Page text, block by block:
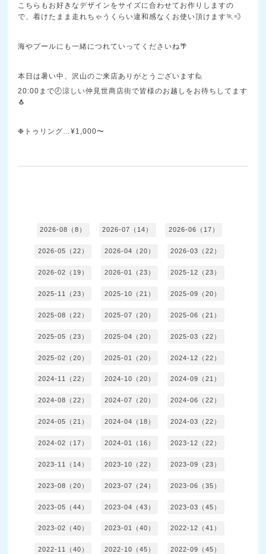
こちらもお好きなデザインをサイズに合わせてお作りしますの
で、着けたまま走れちゃうくらい違和感なくお使い頂けます🏃💨
海やプールにも一緒につれていってくださいね🌴
本日は暑い中、沢山のご来店ありがとうございます🙋
20:00まで🕗涼しい仲見世商店街で皆様のお越しをお待ちしてます
🐧
❉トゥリング…¥1,000〜
2026-08（8） 2026-07（14） 2026-06（17）
2026-05（22） 2026-04（20） 2026-03（22）
2026-02（19） 2026-01（23） 2025-12（23）
2025-11（23） 2025-10（21） 2025-09（20）
2025-08（22） 2025-07（20） 2025-06（21）
2025-05（23） 2025-04（20） 2025-03（22）
2025-02（20） 2025-01（20） 2024-12（22）
2024-11（22） 2024-10（20） 2024-09（21）
2024-08（22） 2024-07（20） 2024-06（22）
2024-05（21） 2024-04（18） 2024-03（22）
2024-02（17） 2024-01（16） 2023-12（22）
2023-11（14） 2023-10（22） 2023-09（23）
2023-08（20） 2023-07（24） 2023-06（35）
2023-05（44） 2023-04（43） 2023-03（45）
2023-02（40） 2023-01（40） 2022-12（41）
2022-11（40） 2022-10（45） 2022-09（45）